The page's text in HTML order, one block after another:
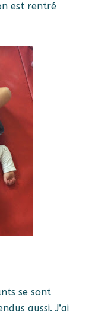
est rentré
se sont
aussi. J’ai